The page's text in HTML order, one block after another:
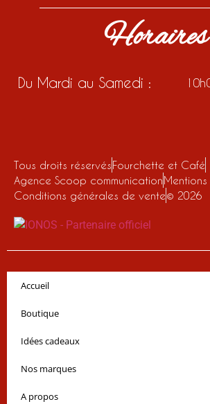
Horaires
Du Mardi au Samedi :
Tous droits réservésFourchette et Café
Agence Scoop communication
Conditions générales de vente© 2026
Accueil
Boutique
Idées cadeaux
Nos marques
A propos